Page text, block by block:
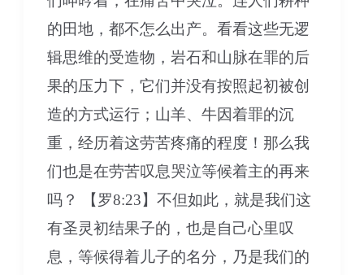
的田地，都不怎么出产。看看这些无逻
辑思维的受造物，岩石和山脉在罪的后
果的压力下，它们并没有按照起初被创
造的方式运行；山羊、牛因着罪的沉
重，经历着这劳苦疼痛的程度！那么我
们也是在劳苦叹息哭泣等候着主的再来
吗？ 【罗8:23】不但如此，就是我们这
有圣灵初结果子的，也是自己心里叹
息，等候得着儿子的名分，乃是我们的